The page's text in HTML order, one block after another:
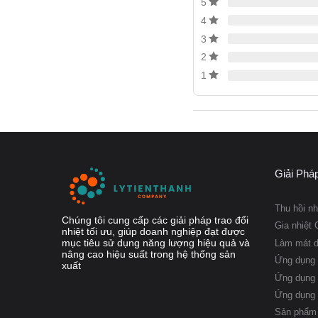
thông thường.
Nguyên lý
50H-F
Dòng nóng (hot fluid):
Vào ở đầu trên bên
Chảy ngược lại từ
Ra ở đầu dưới bên
4
3
2
1
Chúng tôi cung cấp các giải pháp trao đổi
nhiệt tối ưu, giúp doanh nghiệp đạt được
mục tiêu sử dụng năng lượng hiệu quả và
nâng cao hiệu suất trong hệ thống sản
xuất
Giải
Thu hồi
Gia nhiệt
Làm mát
Ứng dụng
Ứng
Ứng dụng
Sản